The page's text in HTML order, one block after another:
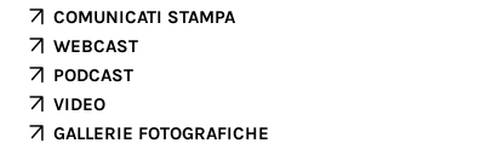
COMUNICATI STAMPA
WEBCAST
PODCAST
VIDEO
GALLERIE FOTOGRAFICHE